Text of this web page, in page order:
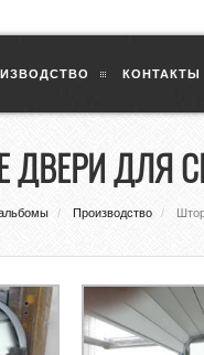
КОНТАКТЫ
ДЛЯ
Производство